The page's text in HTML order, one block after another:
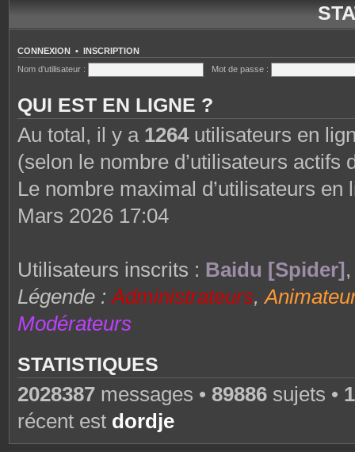
CONNEXION • INSCRIPTION
Nom d’utilisateur :
Mot de passe :
QUI EST EN LIGNE ?
Au total, il y a 1264utilisateurs en
(selon le nombre d’utilisateurs actifs
Le nombre maximal d’utilisateurs
Mars 2026 17:04
Utilisateurs inscrits : Baidu [Spider]
Légende :Administrateurs,
Modérateurs
STATISTIQUES
2028387 messages • 89886 sujets •
récent est dordje